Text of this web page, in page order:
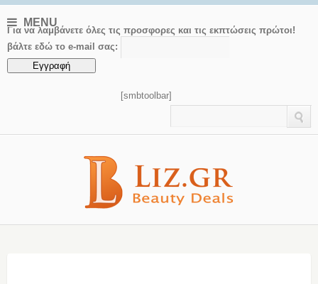
MENU
Για να λαμβάνετε όλες τις προσφορες και τις εκπτώσεις πρώτοι!
βάλτε εδώ το e-mail σας:
[smbtoolbar]